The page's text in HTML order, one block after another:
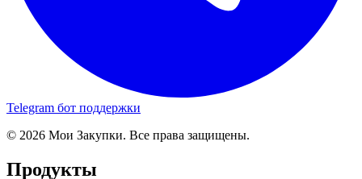
Telegram бот поддержки
© 2026 Мои Закупки. Все права защищены.
Продукты